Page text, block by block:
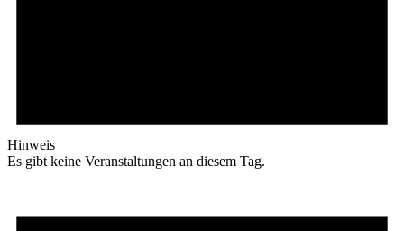
Hinweis
Es gibt keine Veranstaltungen an diesem Tag.